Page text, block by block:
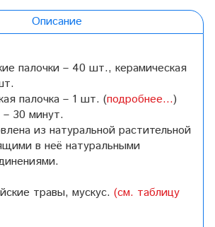
Описание
палочки – 40 шт., керамическая
палочка – 1 шт. (подробнее...)
30 минут.
из натуральной растительной
в неё натуральными
травы, мускус. (см. таблицу